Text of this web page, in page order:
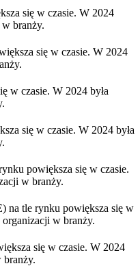
się w czasie. W 2024
branży.
się w czasie. W 2024
w czasie. W 2024 była
się w czasie. W 2024 była
powiększa się w czasie.
w branży.
na tle rynku powiększa się w
w branży.
się w czasie. W 2024
branży.